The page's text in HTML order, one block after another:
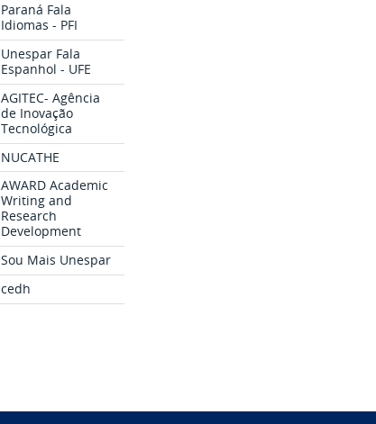
Paraná Fala
Idiomas - PFI
Unespar Fala
Espanhol - UFE
AGITEC- Agência
de Inovação
Tecnológica
NUCATHE
AWARD Academic
Writing and
Research
Development
Sou Mais Unespar
cedh